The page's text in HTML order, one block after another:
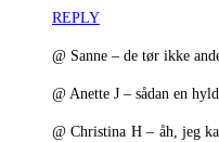
REPLY
@ Sanne – de tør ikke
@ Anette J – sådan en
@ Christina H – åh, jeg